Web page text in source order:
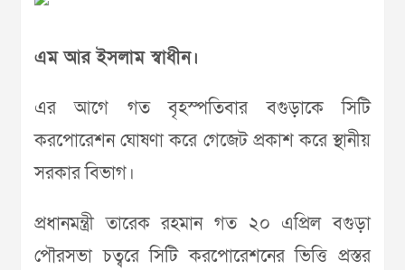
এম আর ইসলাম স্বাধীন।
এর আগে গত বৃহস্পতিবার বগুড়াকে সিটি
করপোরেশন ঘোষণা করে গেজেট প্রকাশ করে স্থানীয়
সরকার বিভাগ।
প্রধানমন্ত্রী তারেক রহমান গত ২০ এপ্রিল বগুড়া
পৌরসভা চত্বরে সিটি করপোরেশনের ভিত্তি প্রস্তর